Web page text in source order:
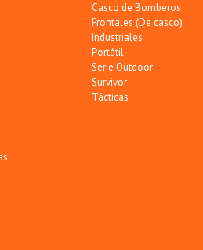
Casco de Bomberos
Frontales (De casco)
Industriales
Portátil
Serie Outdoor
Survivor
Tácticas